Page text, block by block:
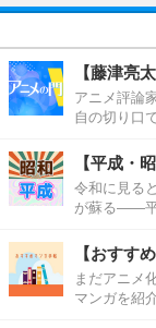
【藤津亮
アニメ評論
自の切り口
【平成・
令和に見る
が蘇る――平
【おすす
まだアニメ
マンガを紹